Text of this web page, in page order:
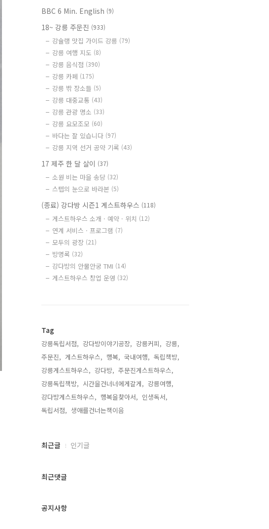
BBC 6 Min. English (9)
18~ 강릉 주문진 (933)
강슐랭 맛집 가이드 강릉 (79)
강릉 여행 지도 (8)
강릉 음식점 (390)
강릉 카페 (175)
강릉 밖 장소들 (5)
강릉 대중교통 (43)
강릉 관광 명소 (33)
강릉 요모조모 (60)
바다는 잘 있습니다 (97)
강릉 지역 선거 공약 기록 (43)
17 제주 한 달 살이 (37)
소원 비는 마을 송당 (32)
스텝의 눈으로 바라본 (5)
(종료) 강다방 시즌1 게스트하우스 (118)
게스트하우스 소개 · 예약 · 위치 (12)
연계 서비스 · 프로그램 (7)
모두의 광장 (21)
방명록 (32)
강다방의 안물안궁 TMI (14)
게스트하우스 창업 운영 (32)
Tag
강릉독립서점, 강다방이야기공장, 강릉커피, 강릉,
주문진, 게스트하우스, 행복, 국내여행, 독립책방,
강릉게스트하우스, 강다방, 주문진게스트하우스,
강릉독립책방, 시간을건너너에게갈게, 강릉여행,
강다방게스트하우스, 행복을찾아서, 인생독서,
독립서점, 생애를건너는책이음,
최
과
글
최근글 인기글
최근댓글
공지사항